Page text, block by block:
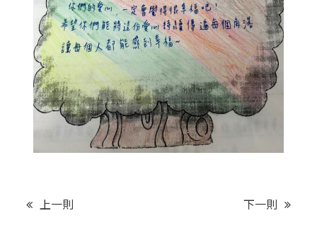
上一則 下一則